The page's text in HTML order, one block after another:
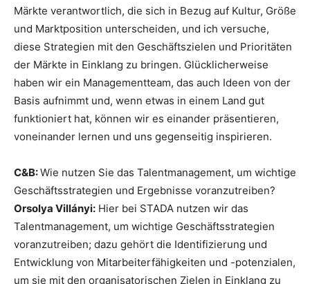
Märkte verantwortlich, die sich in Bezug auf Kultur, Größe
und Marktposition unterscheiden, und ich versuche,
diese Strategien mit den Geschäftszielen und Prioritäten
der Märkte in Einklang zu bringen. Glücklicherweise
haben wir ein Managementteam, das auch Ideen von der
Basis aufnimmt und, wenn etwas in einem Land gut
funktioniert hat, können wir es einander präsentieren,
voneinander lernen und uns gegenseitig inspirieren.
C&B:Wie nutzen Sie das Talentmanagement, um wichtige
Geschäftsstrategien und Ergebnisse voranzutreiben?
Orsolya Villányi: Hier bei STADA nutzen wir das
Talentmanagement, um wichtige Geschäftsstrategien
voranzutreiben; dazu gehört die Identifizierung und
Entwicklung von Mitarbeiterfähigkeiten und -potenzialen,
um sie mit den organisatorischen Zielen in Einklang zu